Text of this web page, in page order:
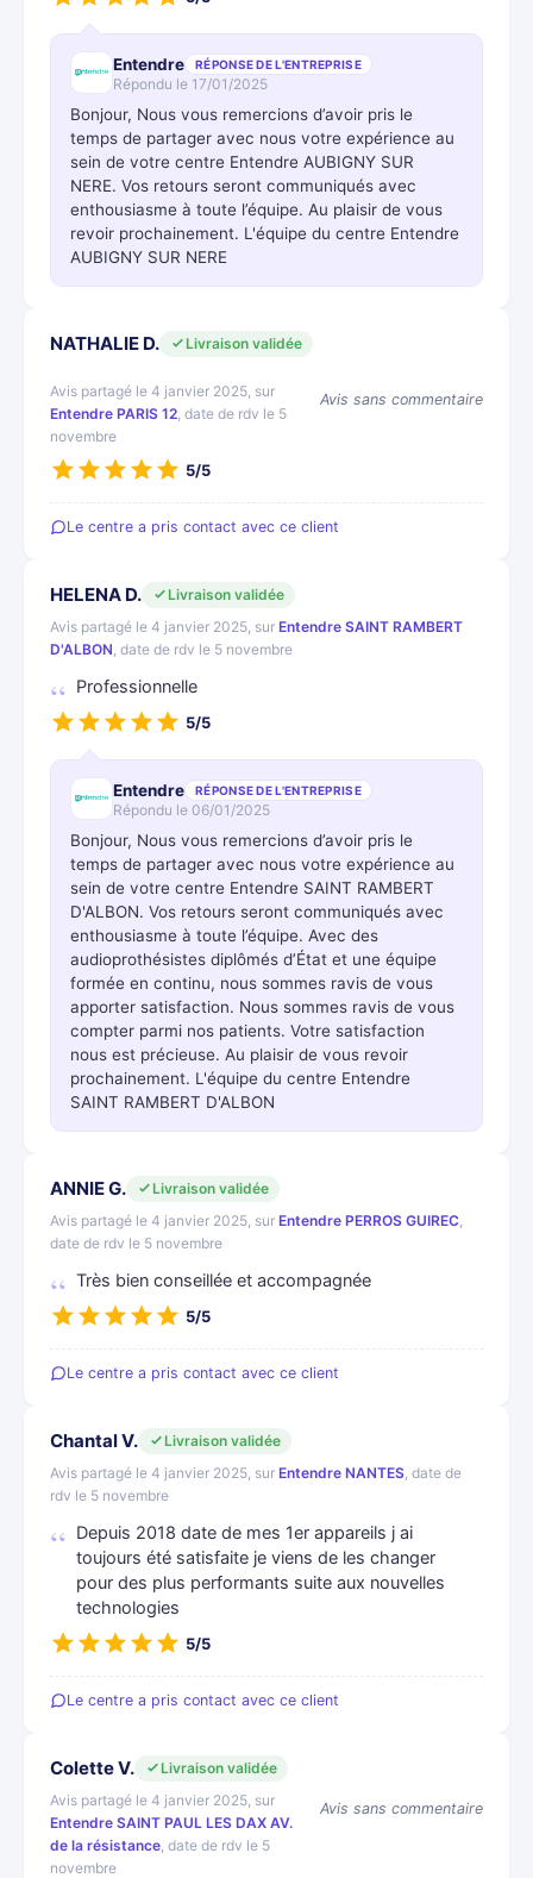
Entendre RÉPONSE DE L'ENTREPRISE
Répondu le 17/01/2025
Bonjour, Nous vous remercions d’avoir pris le
temps de partager avec nous votre expérience au
sein de votre centre Entendre AUBIGNY SUR
NERE. Vos retours seront communiqués avec
enthousiasme à toute l’équipe. Au plaisir de vous
revoir prochainement. L'équipe du centre Entendre
AUBIGNY SUR NERE
NATHALIE D. Livraison validée
Avis partagé le 4 janvier 2025, sur
Entendre PARIS 12, date de rdv le 5
novembre
Avis sans commentaire
5/5
Le centre a pris contact avec ce client
HELENA D.
Livraison validée
Avis partagé le 4 janvier 2025, sur Entendre SAINT RAMBERT
D'ALBON, date de rdv le 5 novembre
Professionnelle
5/5
Entendre RÉPONSE DE L'ENTREPRISE
Répondu le 06/01/2025
Bonjour, Nous vous remercions d’avoir pris le
temps de partager avec nous votre expérience au
sein de votre centre Entendre SAINT RAMBERT
D'ALBON. Vos retours seront communiqués avec
enthousiasme à toute l’équipe. Avec des
audioprothésistes diplômés d’État et une équipe
formée en continu, nous sommes ravis de vous
apporter satisfaction. Nous sommes ravis de vous
compter parmi nos patients. Votre satisfaction
nous est précieuse. Au plaisir de vous revoir
prochainement. L'équipe du centre Entendre
SAINT RAMBERT D'ALBON
ANNIE G.
Livraison validée
Avis partagé le 4 janvier 2025, sur Entendre PERROS GUIREC,
date de rdv le 5 novembre
Très bien conseillée et accompagnée
5/5
Le centre a pris contact avec ce client
Chantal V.
Livraison validée
Avis partagé le 4 janvier 2025, sur Entendre NANTES, date de
rdv le 5 novembre
Depuis 2018 date de mes 1er appareils j ai
toujours été satisfaite je viens de les changer
pour des plus performants suite aux nouvelles
technologies
5/5
Le centre a pris contact avec ce client
Colette V.
Livraison validée
Avis partagé le 4 janvier 2025, sur
Entendre SAINT PAUL LES DAX AV.
de la résistance, date de rdv le 5
novembre
Avis sans commentaire